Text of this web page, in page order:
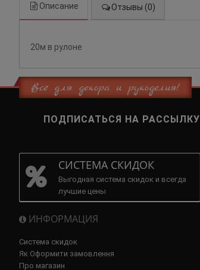
Описание Отзывы (0)
20м в рулоне
Всё для декора и рукоделия!
ПОДПИСАТЬСЯ НА РАССЫЛКУ
СИСТЕМА СКИДОК
Выгодная система скидок и всегда
лучшие цены
ИНФОРМАЦИЯ
Система скидок
Як Оформити замовлення
Про магазин